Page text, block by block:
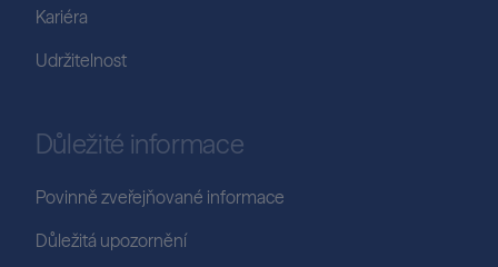
Kariéra
Udržitelnost
Důležité informace
Povinně zveřejňované informace
Důležitá upozornění